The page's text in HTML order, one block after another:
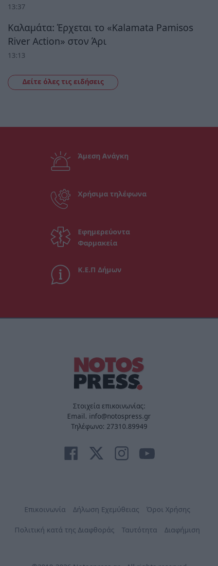
13:37
Καλαμάτα: Έρχεται το «Kalamata Pamisos
River Action» στον Άρι
13:13
Δείτε όλες τις ειδήσεις
Άμεση Ανάγκη
Χρήσιμα τηλέφωνα
Εφημερεύοντα
Φαρμακεία
Κ.Ε.Π Δήμων
Στοιχεία επικοινωνίας:
Email. info@notospress.gr
Τηλέφωνο: 27310.89949
Επικοινωνία Δήλωση Εχεμύθειας Όροι Χρήσης
Πολιτική κατά της Διαφθοράς Ταυτότητα Διαφήμιση